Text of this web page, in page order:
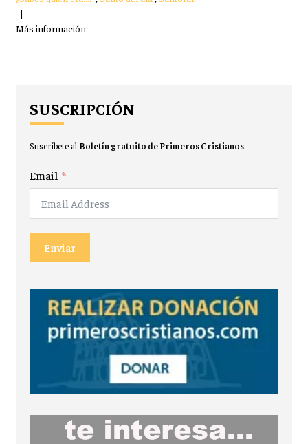
|
Más información
SUSCRIPCIÓN
Suscríbete al Boletín gratuito de Primeros Cristianos.
Email
Enviar